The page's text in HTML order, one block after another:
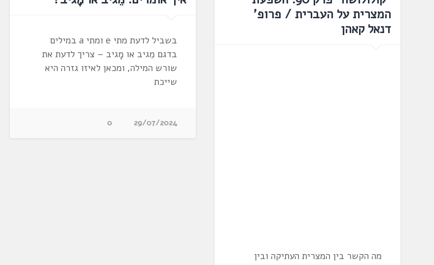
המצרית על העברית / פרופ'
דנאל קאהן
מה הקשר בין המצרית העתיקה ובין
בשביל לדעת מתי e ומתי a במילים
בדגם מֵגיב או מָגיב – צריך לדעת את
שורש המילה, ומכאן לאיזו גזרה היא
שייכת
29/07/2024
0